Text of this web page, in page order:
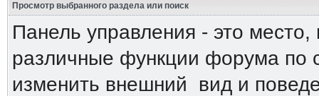
Просмотр выбранного раздела или поиск
Панель управления - это
различные функции форума по
изменить внешний вид и